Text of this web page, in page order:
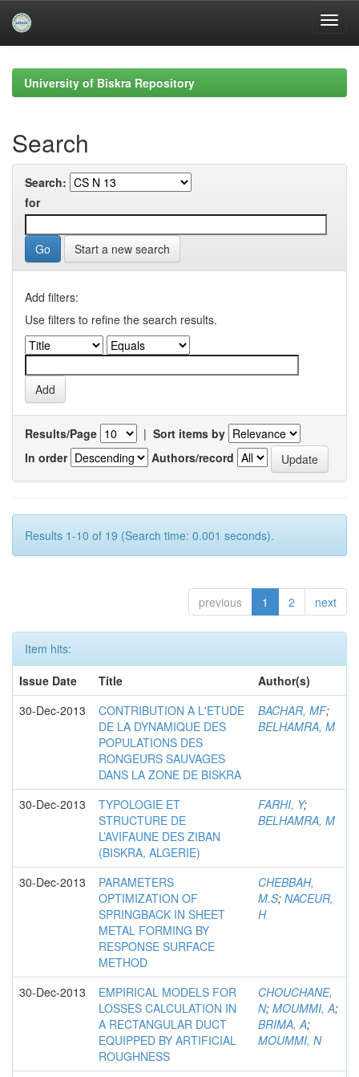
navigationUniversity of Biskra Repository
Search
Search:
for
Start a new search
Add filters:
Use filters to refine the search results.
Results/Page | Sort items by
In order
Authors/record
Results 1-10 of 19 (Search time: 0.001 seconds).
previous 1 2 next
Item hits:
Issue Date
Title
Author(s)
30-Dec-2013
CONTRIBUTION A L'ETUDE
DE LA DYNAMIQUE DES
POPULATIONS DES
RONGEURS SAUVAGES
DANS LA ZONE DE BISKRA
BACHAR, MF;
BELHAMRA, M
30-Dec-2013
TYPOLOGIE ET
STRUCTURE DE
L’AVIFAUNE DES ZIBAN
(BISKRA, ALGERIE)
FARHI, Y;
BELHAMRA, M
30-Dec-2013
PARAMETERS
OPTIMIZATION OF
SPRINGBACK IN SHEET
METAL FORMING BY
RESPONSE SURFACE
METHOD
CHEBBAH,
M.S; NACEUR,
H
30-Dec-2013
EMPIRICAL MODELS FOR
LOSSES CALCULATION IN
A RECTANGULAR DUCT
EQUIPPED BY ARTIFICIAL
ROUGHNESS
CHOUCHANE,
N; MOUMMI, A;
BRIMA, A;
MOUMMI, N